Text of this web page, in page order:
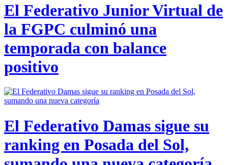
El Federativo Junior Virtual de
la FGPC culminó una
temporada con balance
positivo
El Federativo Damas sigue su
ranking en Posada del Sol,